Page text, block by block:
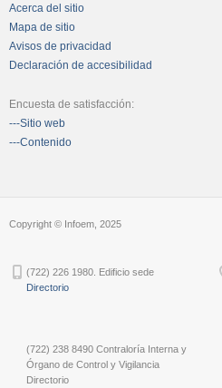
Acerca del sitio
Mapa de sitio
Avisos de privacidad
Declaración de accesibilidad
Encuesta de satisfacción:
---Sitio web
---Contenido
Copyright © Infoem, 2025
(722) 226 1980. Edificio sede
Directorio
(722) 238 8490 Contraloría Interna y
Órgano de Control y Vigilancia
Directorio